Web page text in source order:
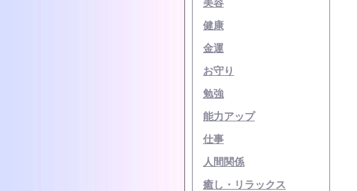
美容
健康
金運
お守り
勉強
能力アップ
仕事
人間関係
癒し・リラックス